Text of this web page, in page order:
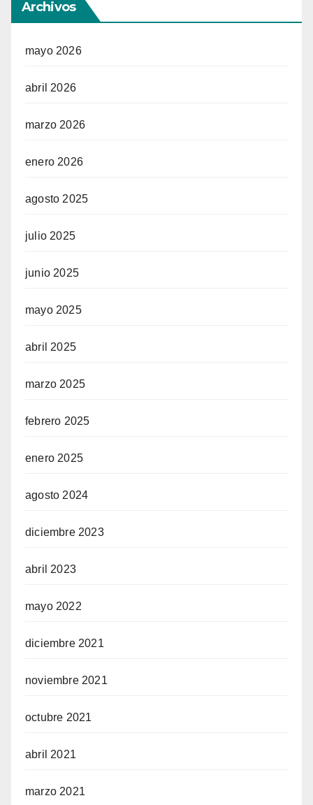
Archivos
mayo 2026
abril 2026
marzo 2026
enero 2026
agosto 2025
julio 2025
junio 2025
mayo 2025
abril 2025
marzo 2025
febrero 2025
enero 2025
agosto 2024
diciembre 2023
abril 2023
mayo 2022
diciembre 2021
noviembre 2021
octubre 2021
abril 2021
marzo 2021